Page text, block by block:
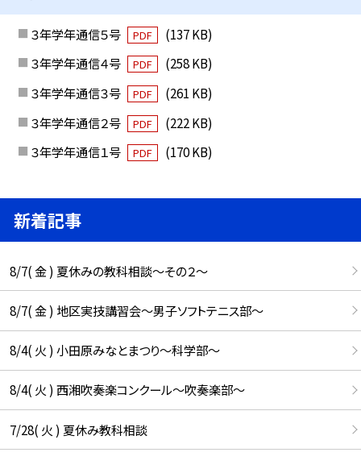
３年学年通信５号 PDF
(137 KB)
３年学年通信４号
PDF
(258 KB)
３年学年通信３号
PDF
(261 KB)
３年学年通信２号
PDF
(222 KB)
３年学年通信１号
PDF (170 KB)
新着記事
8/7( 金 ) 夏休みの教科相談～その２～
8/7( 金 ) 地区実技講習会～男子ソフトテニス部～
8/4( 火 ) 小田原みなとまつり～科学部～
8/4( 火 ) 西湘吹奏楽コンクール～吹奏楽部～
7/28( 火 ) 夏休み教科相談